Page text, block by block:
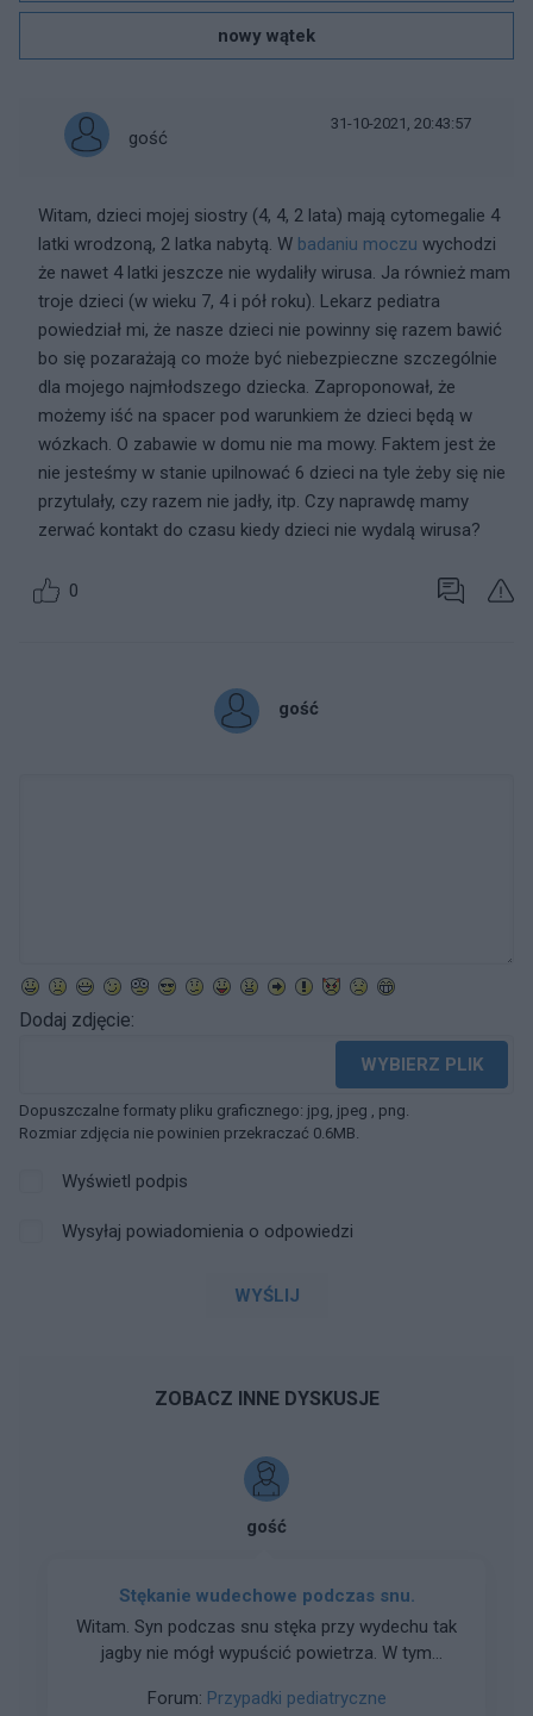
nowy wątek
gość
31-10-2021, 20:43:57
Witam, dzieci mojej siostry (4, 4, 2 lata) mają cytomegalie 4
latki wrodzoną, 2 latka nabytą. W badaniu moczu wychodzi
że nawet 4 latki jeszcze nie wydaliły wirusa. Ja również mam
troje dzieci (w wieku 7, 4 i pół roku). Lekarz pediatra
powiedział mi, że nasze dzieci nie powinny się razem bawić
bo się pozarażają co może być niebezpieczne szczególnie
dla mojego najmłodszego dziecka. Zaproponował, że
możemy iść na spacer pod warunkiem że dzieci będą w
wózkach. O zabawie w domu nie ma mowy. Faktem jest że
nie jesteśmy w stanie upilnować 6 dzieci na tyle żeby się nie
przytulały, czy razem nie jadły, itp. Czy naprawdę mamy
zerwać kontakt do czasu kiedy dzieci nie wydalą wirusa?
0
gość
Dodaj zdjęcie:
WYBIERZ PLIK
Dopuszczalne formaty pliku graficznego: jpg, jpeg , png.
Rozmiar zdjęcia nie powinien przekraczać 0.6MB.
Wyświetl podpis
Wysyłaj powiadomienia o odpowiedzi
WYŚLIJ
ZOBACZ INNE DYSKUSJE
gość
Stękanie wudechowe podczas snu.
Witam. Syn podczas snu stęka przy wydechu tak
jagby nie mógł wypuścić powietrza. W tym
Forum: Przypadki pediatryczne